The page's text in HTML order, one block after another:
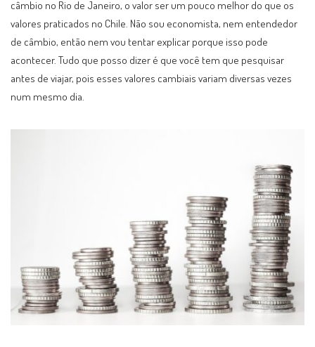
câmbio no Rio de Janeiro, o valor ser um pouco melhor do que os
valores praticados no Chile. Não sou economista, nem entendedor
de câmbio, então nem vou tentar explicar porque isso pode
acontecer. Tudo que posso dizer é que você tem que pesquisar
antes de viajar, pois esses valores cambiais variam diversas vezes
num mesmo dia.